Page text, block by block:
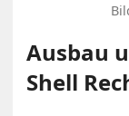
Ausbau
Shell